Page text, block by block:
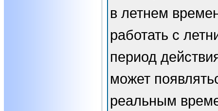
в летнем
работать с
период
может
реальным